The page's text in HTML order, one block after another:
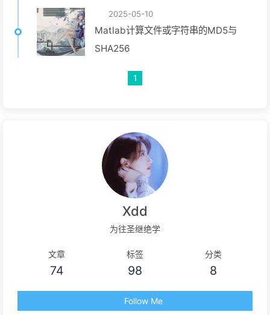
2025-05-10
Matlab计算文件或字符串的MD5与
SHA256
1
Xdd
为往圣继绝学
文章
74
标签
98
分类
8
Follow Me